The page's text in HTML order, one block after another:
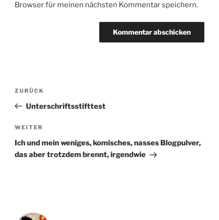
Browser für meinen nächsten Kommentar speichern.
Beitragsnavigation
Vorheriger
Beitrag
ZURÜCK
Unterschriftsstifttest
Nächster
Beitrag
WEITER
Ich und mein weniges, komisches, nasses Blogpulver,
das aber trotzdem brennt, irgendwie